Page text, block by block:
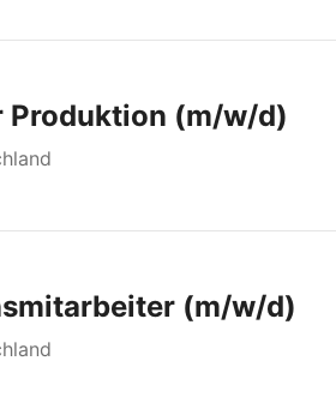
Produktion (m/w/d)
(m/w/d)